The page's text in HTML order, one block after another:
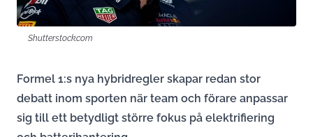
Shutterstock.com
Formel 1:s nya hybridregler skapar redan stor
debatt inom sporten när team och förare anpassar
sig till ett betydligt större fokus på elektrifiering